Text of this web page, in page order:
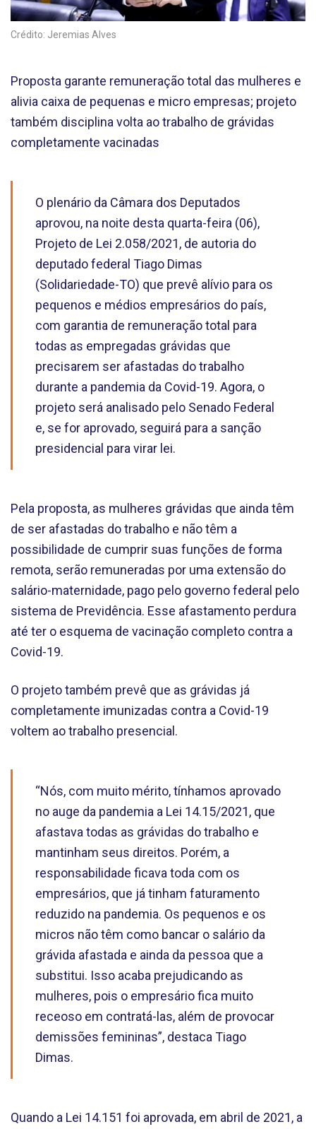
Crédito: Jeremias Alves
Proposta garante remuneração total das mulheres e
alivia caixa de pequenas e micro empresas; projeto
também disciplina volta ao trabalho de grávidas
completamente vacinadas
O plenário da Câmara dos Deputados
aprovou, na noite desta quarta-feira (06),
Projeto de Lei 2.058/2021, de autoria do
deputado federal Tiago Dimas
(Solidariedade-TO) que prevê alívio para os
pequenos e médios empresários do país,
com garantia de remuneração total para
todas as empregadas grávidas que
precisarem ser afastadas do trabalho
durante a pandemia da Covid-19. Agora, o
projeto será analisado pelo Senado Federal
e, se for aprovado, seguirá para a sanção
presidencial para virar lei.
Pela proposta, as mulheres grávidas que ainda têm
de ser afastadas do trabalho e não têm a
possibilidade de cumprir suas funções de forma
remota, serão remuneradas por uma extensão do
salário-maternidade, pago pelo governo federal pelo
sistema de Previdência. Esse afastamento perdura
até ter o esquema de vacinação completo contra a
Covid-19.
O projeto também prevê que as grávidas já
completamente imunizadas contra a Covid-19
voltem ao trabalho presencial.
“Nós, com muito mérito, tínhamos aprovado
no auge da pandemia a Lei 14.15/2021, que
afastava todas as grávidas do trabalho e
mantinham seus direitos. Porém, a
responsabilidade ficava toda com os
empresários, que já tinham faturamento
reduzido na pandemia. Os pequenos e os
micros não têm como bancar o salário da
grávida afastada e ainda da pessoa que a
substitui. Isso acaba prejudicando as
mulheres, pois o empresário fica muito
receoso em contratá-las, além de provocar
demissões femininas”, destaca Tiago
Dimas.
Quando a Lei 14.151 foi aprovada, em abril de 2021, a